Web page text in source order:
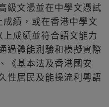
級文憑並在中學文憑試
績，或在香港中學文
成績並符合語文能力
過體能測驗和模擬實際
《基本法及香港國安
性居民及能操流利粵語